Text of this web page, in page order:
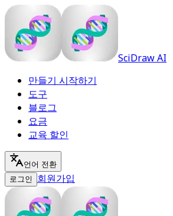
SciDraw AI
만들기 시작하기
도구
블로그
요금
교육 할인
언어 전환
로그인
회원가입